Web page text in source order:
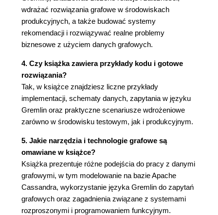
grafowym 68
Modele danych 68
Implementacja grafowa 69
Przykładowe zapytania C360 76
Relacyjne kontra grafowe - jak wybrać? 80
Relacyjne kontra grafowe - modelowanie
danych 80
Relacyjne kontra grafowe - reprezentowanie
relacji 80
Relacyjne kontra grafowe - języki zapytań 81
Relacyjne kontra grafowe - najważniejsze
Podsumowanie 82
Dlaczego nie relacyjne? 83
Wybór technologii dla aplikacji C360 83
4. Badanie sąsiedztwa w środowisku roboczym 85
Przegląd rozdziału - tworzenie bardziej
realistycznej aplikacji Customer 360 85
wdrażać rozwiązania grafowe w środowiskach
produkcyjnych, a także budować systemy
rekomendacji i rozwiązywać realne problemy
biznesowe z użyciem danych grafowych.
4. Czy książka zawiera przykłady kodu i gotowe
rozwiązania?
Tak, w książce znajdziesz liczne przykłady
implementacji, schematy danych, zapytania w języku
Gremlin oraz praktyczne scenariusze wdrożeniowe
zarówno w środowisku testowym, jak i produkcyjnym.
5. Jakie narzędzia i technologie grafowe są
omawiane w książce?
Książka prezentuje różne podejścia do pracy z danymi
grafowymi, w tym modelowanie na bazie Apache
Cassandra, wykorzystanie języka Gremlin do zapytań
grafowych oraz zagadnienia związane z systemami
rozproszonymi i programowaniem funkcyjnym.